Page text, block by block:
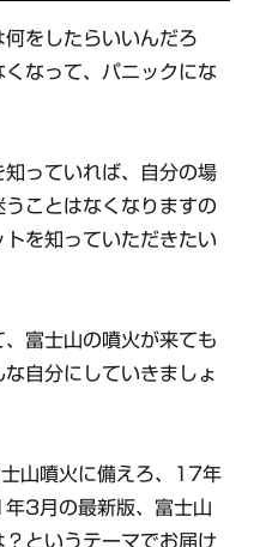
をしたらいいんだろ
なって、パニックにな
っていれば、自分の場
ことはなくなりますの
を知っていただきたい
富士山の噴火が来ても
自分にしていきましょ
山噴火に備えろ、17年
3月の最新版、富士山
というテーマでお届け